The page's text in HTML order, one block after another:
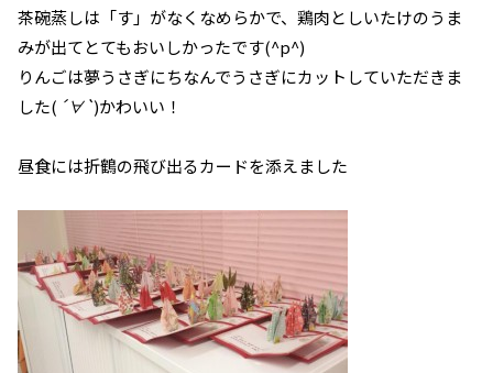
茶碗蒸しは「す」がなくなめらかで、鶏肉としいたけのうま
みが出てとてもおいしかったです(^p^)
りんごは夢うさぎにちなんでうさぎにカットしていただきま
した( ´∀`)かわいい！
昼食には折鶴の飛び出るカードを添えました